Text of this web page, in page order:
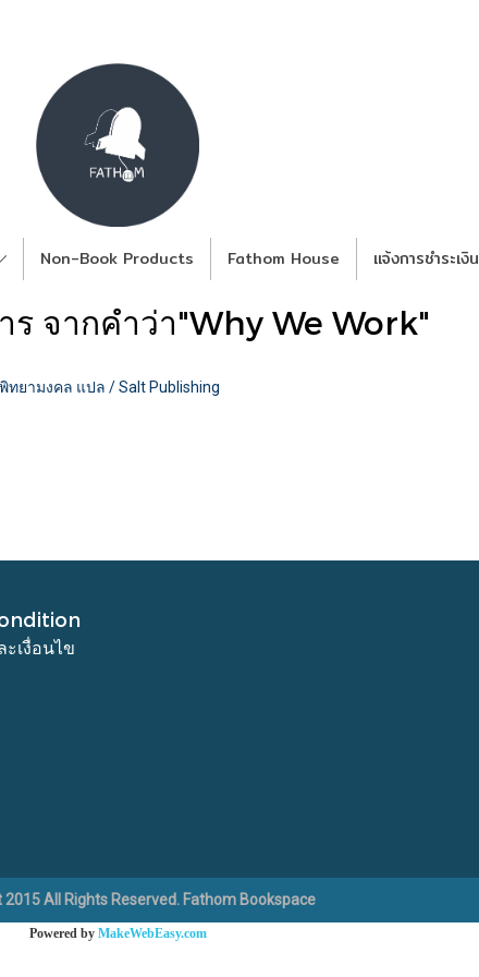
Non-Book Products Fathom House แจ้งการชำระเงิน
ร จากคำว่า"Why We Work"
ทยามงคล แปล / Salt Publishing
เงื่อนไข
All Rights Reserved. Fathom Bookspace
Powered by MakeWebEasy.com